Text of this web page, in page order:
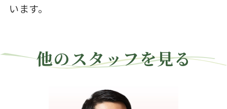
います。
他のスタッフを見る